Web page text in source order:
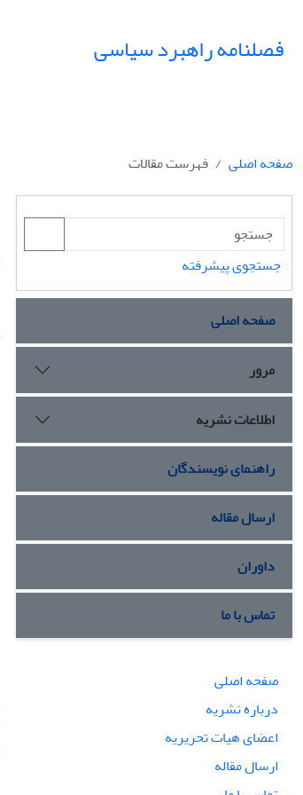
فصلنامه راهبرد سیاسی
صفحه اصلی
فهرست مقالات
جستجوی پیشرفته
صفحه اصلی
مرور
اطلاعات نشریه
راهنمای نویسندگان
ارسال مقاله
داوران
تماس با ما
صفحه اصلی
درباره نشریه
اعضای هیات تحریریه
ارسال مقاله